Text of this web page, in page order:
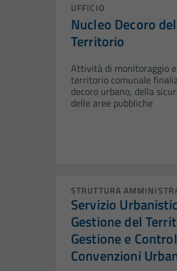
UFFICIO
Nucleo Decoro del
Territorio
Attività di monitoraggio
territorio comunale
decoro urbano, della
delle aree pubbliche
STRUTTURA
Servizio
Gestione del
Gestione e
Convenzioni